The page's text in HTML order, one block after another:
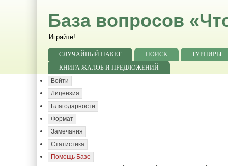
База вопросов
Играйте!
СЛУЧАЙНЫЙ ПАКЕТ ПОИСК
ТУРНИРЫ
КНИГА ЖАЛОБ И ПРЕДЛОЖЕНИЙ
Войти
Лицензия
Благодарности
Формат
Замечания
Статистика
Помощь Базе